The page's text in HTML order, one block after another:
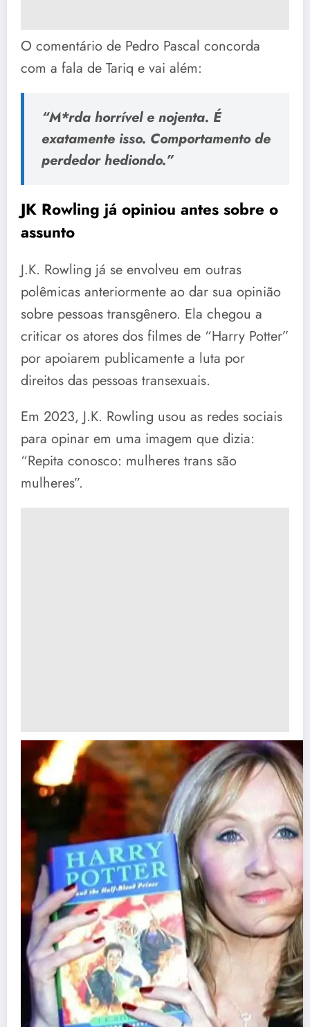
O comentário de Pedro Pascal concorda
com a fala de Tariq e vai além:
“M*rda horrível e nojenta. É
exatamente isso. Comportamento de
perdedor hediondo.”
JK Rowling já opiniou antes sobre o
assunto
J.K. Rowling já se envolveu em outras
polêmicas anteriormente ao dar sua opinião
sobre pessoas transgênero. Ela chegou a
criticar os atores dos filmes de “Harry Potter”
por apoiarem publicamente a luta por
direitos das pessoas transexuais.
Em 2023, J.K. Rowling usou as redes sociais
para opinar em uma imagem que dizia:
“Repita conosco: mulheres trans são
mulheres”.